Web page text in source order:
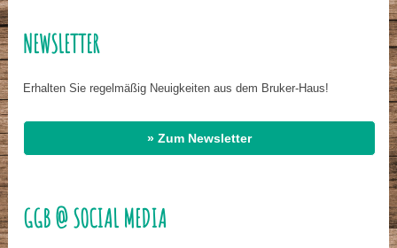
NEWSLETTER
Erhalten Sie regelmäßig Neuigkeiten aus dem Bruker-Haus!
» Zum Newsletter
GGB @ SOCIAL MEDIA